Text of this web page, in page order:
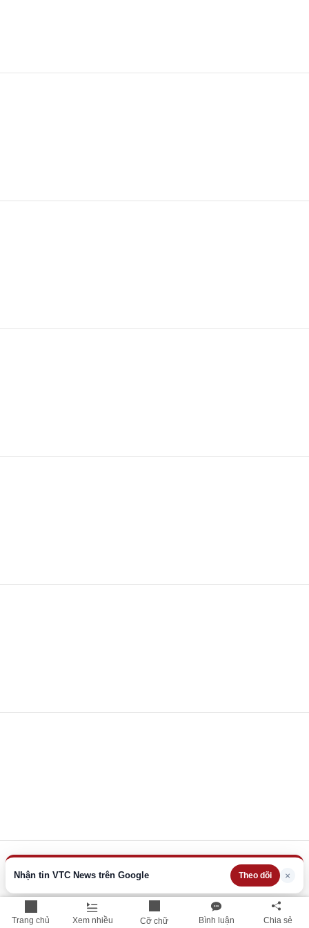
Trang chủ Xem nhiều Cỡ chữ Bình luận Chia sẻ
Nhận tin VTC News trên Google Theo dõi ×